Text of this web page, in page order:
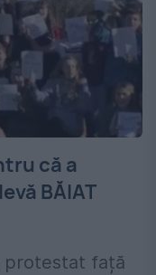
că a
BĂIAT
protestat față